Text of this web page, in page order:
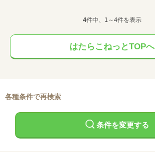
4件中、1～4件を表示
はたらこねっとTOPへ
各種条件で再検索
条件を変更する